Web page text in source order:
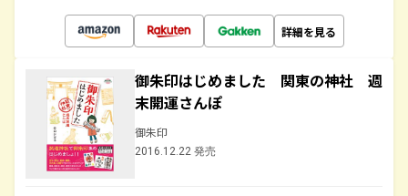
詳細を見る
御朱印はじめました 関東の神社 週
末開運さんぽ
御朱印
2016.12.22 発売